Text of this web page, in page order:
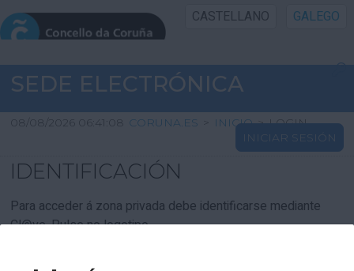
CASTELLANO GALEGO
INICIO SEDE
INICIO
INFORMACIÓN PÚBLICA
CARTAFOL CIDADÁN
SEDE ELECTRÓNICA
08/08/2026 06:41:08 CORUNA.ES > INICIO > LOGIN
INICIAR SESIÓN
IDENTIFICACIÓN
Para acceder á zona privada debe identificarse mediante
Cl@ve. Pulse no logotipo